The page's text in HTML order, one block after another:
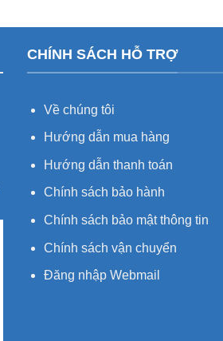
CHÍNH SÁCH HỖ TRỢ
Về chúng tôi
Hướng dẫn mua hàng
Hướng dẫn thanh toán
Chính sách bảo hành
Chính sách bảo mật thông tin
Chính sách vận chuyển
Đăng nhập Webmail